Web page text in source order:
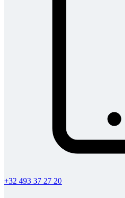
+32 493 37 27 20